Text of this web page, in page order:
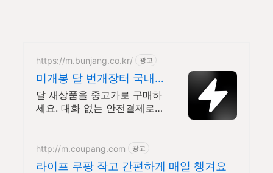
https://m.bunjang.co.kr/ 광고
미개봉 달 번개장터 국내
최대 브랜드 중고거래
달 새상품을 중고가로 구매하
세요. 대화 없는 안전결제로
일 10만 개 이상의 신규 상품
업로드
http://m.coupang.com 광고
라이프 쿠팡 작고 간편하게 매일 챙겨요